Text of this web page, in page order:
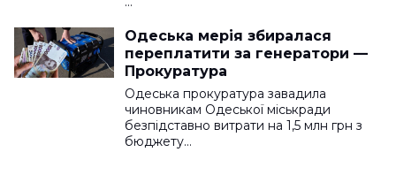
Одеська мерія збиралася
переплатити за генератори —
Прокуратура
Одеська прокуратура завадила
чиновникам Одеської міськради
безпідставно витрати на 1,5 млн грн з
бюджету…